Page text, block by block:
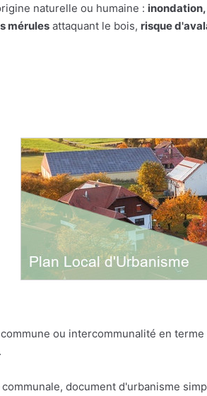
naturelle ou humaine :
mérules attaquant le bois, risque
ou intercommunalité en
document d'urbanisme